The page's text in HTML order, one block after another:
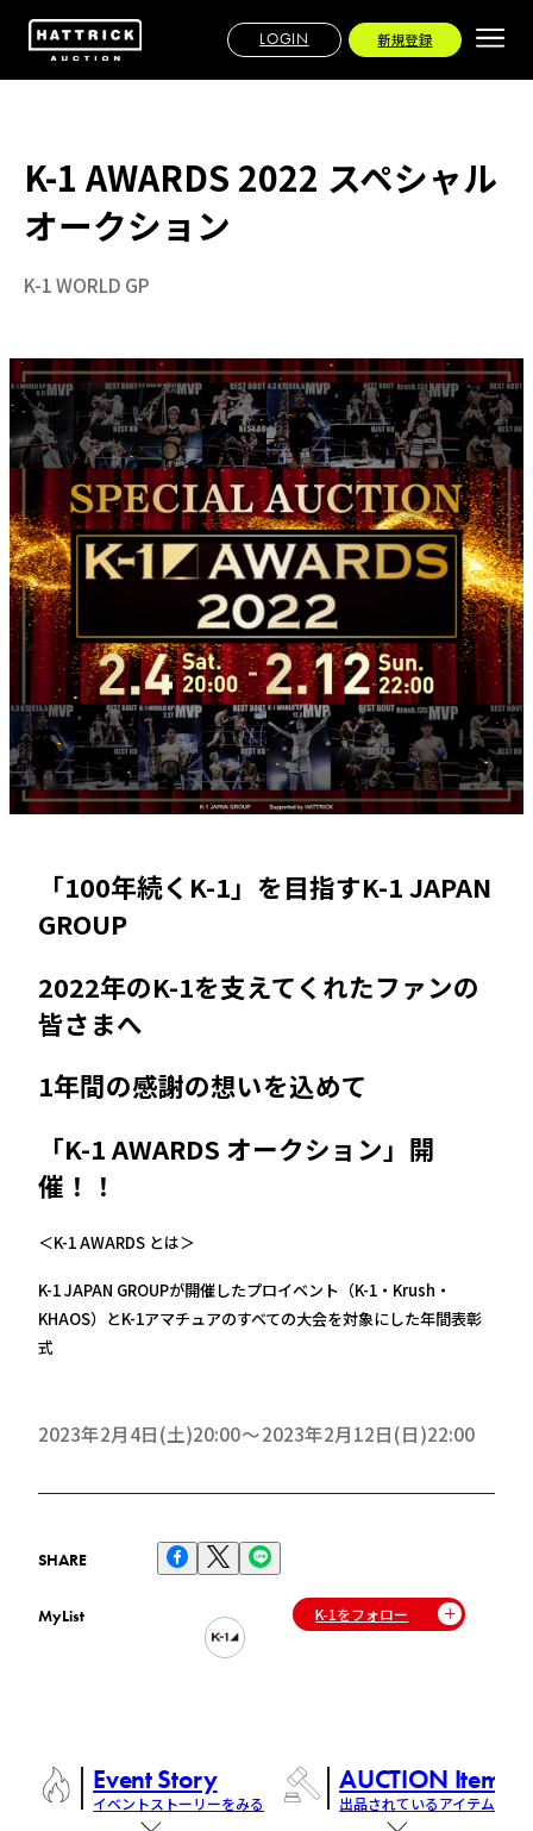
LOGIN 新規登録
K-1 AWARDS 2022 スペシャル
オークション
K-1 WORLD GP
「100年続くK-1」を目指すK-1 JAPAN
GROUP
2022年のK-1を支えてくれたファンの
皆さまへ
1年間の感謝の想いを込めて
「K-1 AWARDS オークション」開
催！！
＜K-1 AWARDS とは＞
K-1 JAPAN GROUPが開催したプロイベント（K-1・Krush・
KHAOS）とK-1アマチュアのすべての大会を対象にした年間表彰
式
2023年2月4日(土)20:00 2023年2月12日(日)22:00
SHARE
MyList K-1をフォロー
Event Story
イベントストーリーをみる
AUCTION Items
出品されているアイテム